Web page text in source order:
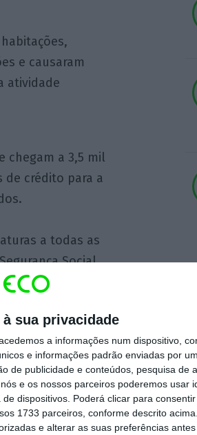
sua privacidade
a informações num dispositivo,
e informações padrão enviadas por
de publicidade e conteúdos, pesquisa de
e os nossos parceiros poderemos usar
dispositivos. Poderá clicar para
1733 parceiros, conforme descrito
e alterar as suas preferências
e causaram
atividade
chegam a 3,5 mil
de crédito para a
a todas as
Social,
mil candidaturas à
a
do valor que
está “perto de 2
e
e a burocracia